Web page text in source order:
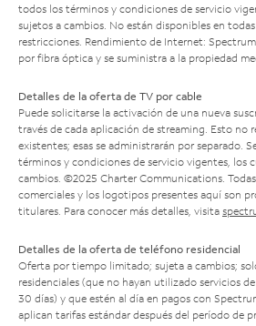
todos los términos y condiciones de servicio
sujetos a cambios. No están disponibles en todas
restricciones. Rendimiento de Internet:
por fibra óptica y se suministra a la propiedad
Detalles de la oferta de TV por cable
Puede solicitarse la activación de una nueva
través de cada aplicación de streaming. Esto no
existentes; esas se administrarán por separado.
términos y condiciones de servicio vigentes, los
cambios. ©2025 Charter Communications. Todas
comerciales y los logotipos presentes aquí son
titulares. Para conocer más detalles, visita
Detalles de la oferta de teléfono residencial
Oferta por tiempo limitado; sujeta a cambios;
residenciales (que no hayan utilizado servicios
30 días) y que estén al día en pagos con
aplican tarifas estándar después del período de